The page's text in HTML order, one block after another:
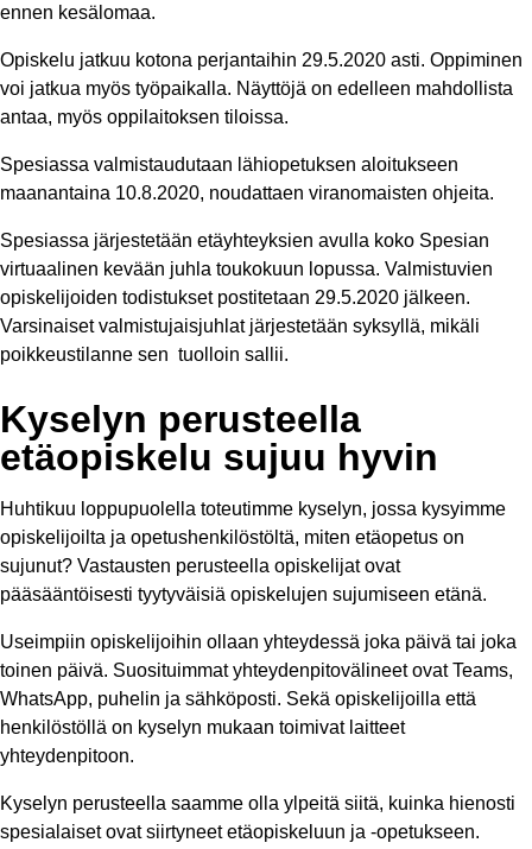
ennen kesälomaa.
Opiskelu jatkuu kotona perjantaihin 29.5.2020 asti. Oppiminen
voi jatkua myös työpaikalla. Näyttöjä on edelleen mahdollista
antaa, myös oppilaitoksen tiloissa.
Spesiassa valmistaudutaan lähiopetuksen aloitukseen
maanantaina 10.8.2020, noudattaen viranomaisten ohjeita.
Spesiassa järjestetään etäyhteyksien avulla koko Spesian
virtuaalinen kevään juhla toukokuun lopussa. Valmistuvien
opiskelijoiden todistukset postitetaan 29.5.2020 jälkeen.
Varsinaiset valmistujaisjuhlat järjestetään syksyllä, mikäli
poikkeustilanne sen tuolloin sallii.
Kyselyn perusteella
etäopiskelu sujuu hyvin
Huhtikuu loppupuolella toteutimme kyselyn, jossa kysyimme
opiskelijoilta ja opetushenkilöstöltä, miten etäopetus on
sujunut? Vastausten perusteella opiskelijat ovat
pääsääntöisesti tyytyväisiä opiskelujen sujumiseen etänä.
Useimpiin opiskelijoihin ollaan yhteydessä joka päivä tai joka
toinen päivä. Suosituimmat yhteydenpitovälineet ovat Teams,
WhatsApp, puhelin ja sähköposti. Sekä opiskelijoilla että
henkilöstöllä on kyselyn mukaan toimivat laitteet
yhteydenpitoon.
Kyselyn perusteella saamme olla ylpeitä siitä, kuinka hienosti
spesialaiset ovat siirtyneet etäopiskeluun ja -opetukseen.